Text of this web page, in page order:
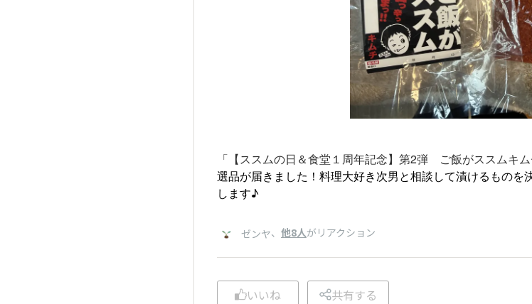
「【ススムの日＆食堂１周年記念】第2弾 ご飯がススムキ
選品が届きました！料理大好き次男と相談して漬けるものを
します♪
ゼンヤ、 他8人がリアクション
いいね 共有する